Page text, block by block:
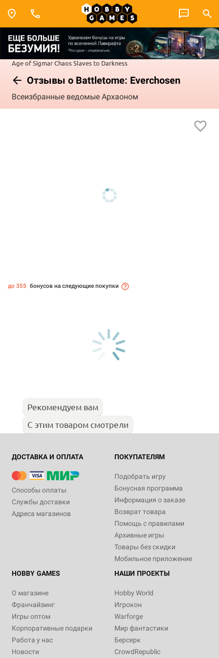
Age of SigmarChaosSlaves to Darkness
Отзывы о Battletome: Everchosen
Всеизбранные ведомые Архаоном
до 355 бонусов на следующие покупки
Рекомендуем вам
С этим товаром смотрели
ДОСТАВКА И ОПЛАТА
Способы оплаты
Службы доставки
Адреса магазинов
ПОКУПАТЕЛЯМ
Подобрать игру
Бонусная программа
Информация о заказе
Возврат товара
Помощь с правилами
Архивные игры
Товары без скидки
Мобильное приложение
HOBBY GAMES
О магазине
Франчайзинг
Игры оптом
Корпоративные подарки
Работа у нас
Новости
НАШИ ПРОЕКТЫ
Hobby World
Игрокон
Warforge
Мир фантастики
Берсерк
CrowdRepublic